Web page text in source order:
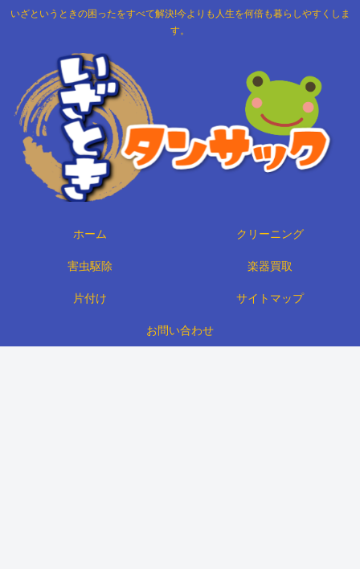
いざというときの困ったをすべて解決!今よりも人生を何倍も暮らしやすくしま
す。
ホーム クリーニング
害虫駆除 楽器買取
片付け サイトマップ
お問い合わせ